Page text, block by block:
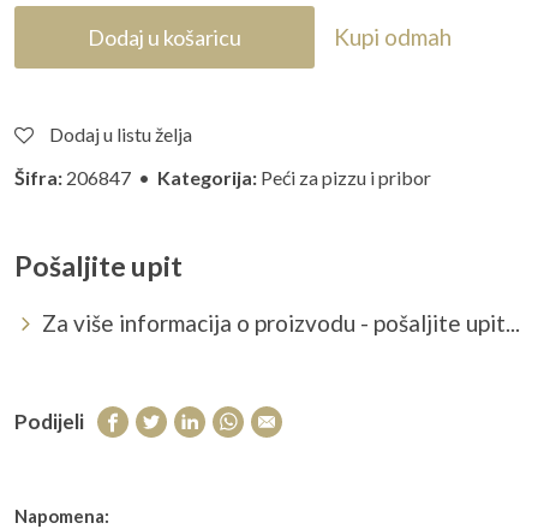
Dodaj u košaricu Kupi odmah
Dodaj u listu želja
Šifra: 206847 • Kategorija: Peći za pizzu i pribor
Pošaljite upit
Za više informacija o proizvodu - pošaljite upit...
Podijeli
Napomena: